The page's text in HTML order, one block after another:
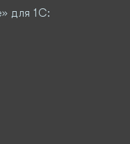
для 1С: